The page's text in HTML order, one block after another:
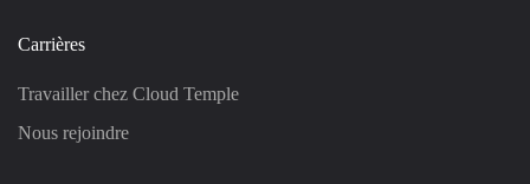
Carrières
Travailler chez Cloud Temple
Nous rejoindre